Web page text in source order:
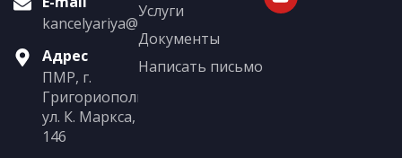
kancelyariya@grigoriopol.gospmr.org
Адрес
ПМР, г.
Григориополь,
ул. К. Маркса,
146
Услуги
Документы
Написать письмо